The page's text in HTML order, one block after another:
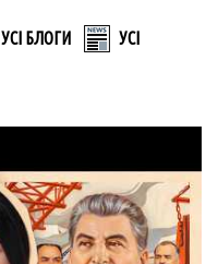
УСІ БЛОГИ
УСІ